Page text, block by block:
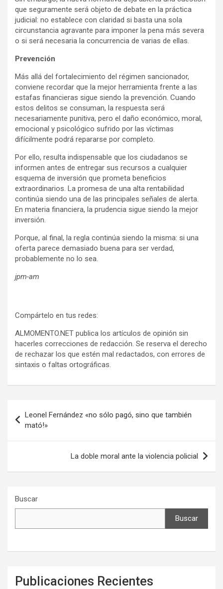
que seguramente será objeto de debate en la práctica
judicial: no establece con claridad si basta una sola
circunstancia agravante para imponer la pena más severa
o si será necesaria la concurrencia de varias de ellas.
Prevención
Más allá del fortalecimiento del régimen sancionador,
conviene recordar que la mejor herramienta frente a las
estafas financieras sigue siendo la prevención. Cuando
estos delitos se consuman, la respuesta será
necesariamente punitiva, pero el daño económico, moral,
emocional y psicológico sufrido por las víctimas
difícilmente podrá repararse por completo.
Por ello, resulta indispensable que los ciudadanos se
informen antes de entregar sus recursos a cualquier
esquema de inversión que prometa beneficios
extraordinarios. La promesa de una alta rentabilidad
continúa siendo una de las principales señales de alerta.
En materia financiera, la prudencia sigue siendo la mejor
inversión.
Porque, al final, la regla continúa siendo la misma: si una
oferta parece demasiado buena para ser verdad,
probablemente no lo sea.
jpm-am
Compártelo en tus redes:
ALMOMENTO.NET publica los artículos de opinión sin
hacerles correcciones de redacción. Se reserva el derecho
de rechazar los que estén mal redactados, con errores de
sintaxis o faltas ortográficas.
de
entradas
Leonel Fernández «no sólo pagó, sino que también
mató!»
La doble moral ante la violencia policial
Buscar
Buscar
Publicaciones Recientes